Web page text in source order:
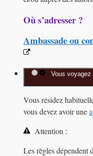
Où s’adresser ?
Ambassade ou
Vous voyagez
Vous résidez
vous devez avoir une
Attention :
Les règles dépendent